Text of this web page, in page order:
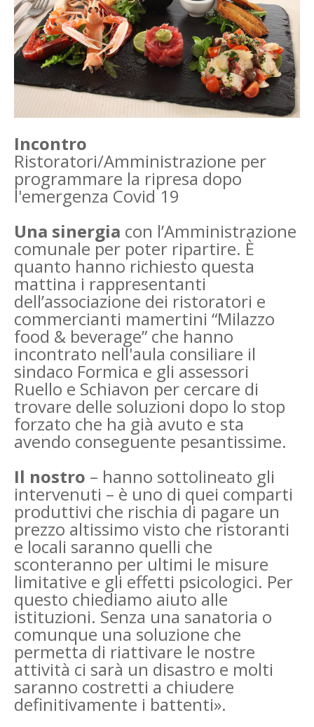
Incontro
Ristoratori/Amministrazione per
programmare la ripresa dopo
l'emergenza Covid 19
Una sinergia con l’Amministrazione
comunale per poter ripartire. È
quanto hanno richiesto questa
mattina i rappresentanti
dell’associazione dei ristoratori e
commercianti mamertini “Milazzo
food & beverage” che hanno
incontrato nell'aula consiliare il
sindaco Formica e gli assessori
Ruello e Schiavon per cercare di
trovare delle soluzioni dopo lo stop
forzato che ha già avuto e sta
avendo conseguente pesantissime.
Il nostro – hanno sottolineato gli
intervenuti – è uno di quei comparti
produttivi che rischia di pagare un
prezzo altissimo visto che ristoranti
e locali saranno quelli che
sconteranno per ultimi le misure
limitative e gli effetti psicologici. Per
questo chiediamo aiuto alle
istituzioni. Senza una sanatoria o
comunque una soluzione che
permetta di riattivare le nostre
attività ci sarà un disastro e molti
saranno costretti a chiudere
definitivamente i battenti».